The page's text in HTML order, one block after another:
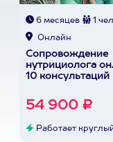
6 месяцев 1
Онлайн
Сопровождение
нутрициолога
10 консультаций
54 900 ₽
Работает